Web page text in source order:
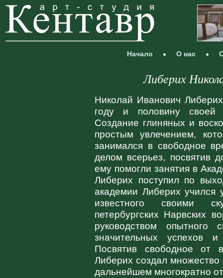
Начало О нас
Либерих
Николай Иванович
году и половину своей
Создание глиняных и
простым увлечением,
занимался в свободное
делом всерьез, посвятив
ему помогли занятия в
Либерих поступил по
академии Либерих учился
известного своими
петербургских Нарвских
руководством опытного
значительных успехов
Посвятив свободное от
Либерих создал
дальнейшем многократно